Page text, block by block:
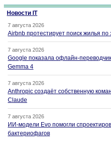
Новости IT
7 августа 2026
Airbnb протестирует поиск жилья
7 августа 2026
Google показала офлайн-
Gemma 4
7 августа 2026
Anthropic создаёт собственную
Claude
7 августа 2026
ИИ-модели Evo помогли
бактериофагов